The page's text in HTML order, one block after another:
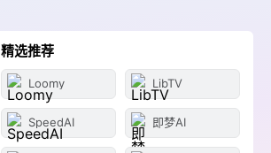
精选推荐
Loomy LibTV
SpeedAI 即梦AI